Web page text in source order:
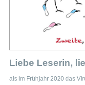
Liebe Leserin,
als im Frühjahr 2020 das